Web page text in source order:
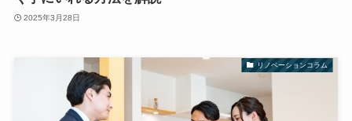
2025年3月28日
リノベーションコラム